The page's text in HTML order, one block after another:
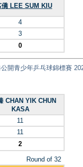
僑 LEE SUM KIU
4
3
0
開青少年乒乓球錦標賽
CHAN YIK CHUN
KASA
11
11
2
Round of 32